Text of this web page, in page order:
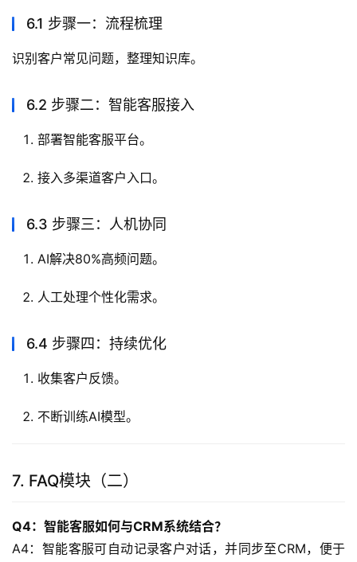
6.1 步骤一：流程梳理
识别客户常见问题，整理知识库。
6.2 步骤二：智能客服接入
部署智能客服平台。
接入多渠道客户入口。
6.3 步骤三：人机协同
AI解决80%高频问题。
人工处理个性化需求。
6.4 步骤四：持续优化
收集客户反馈。
不断训练AI模型。
7. FAQ模块（二）
Q4：智能客服如何与CRM系统结合？
A4：智能客服可自动记录客户对话，并同步至CRM，便于